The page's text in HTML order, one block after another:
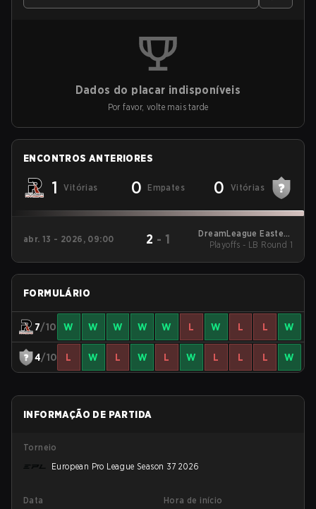
Dados do placar indisponíveis
Por favor, volte mais tarde
ENCONTROS ANTERIORES
1 Vitórias 0 Empates 0 Vitórias
abr. 13 - 2026, 09:00 2 - 1
DreamLeague Eastern
Europe Closed
Playoffs - LB Round 1
FORMULÁRIO
7/10 W W W W W L W L L W
4/10 L W L W L W L L L W
INFORMAÇÃO DE PARTIDA
Torneio
European Pro League Season 37 2026
Data
Hora de início